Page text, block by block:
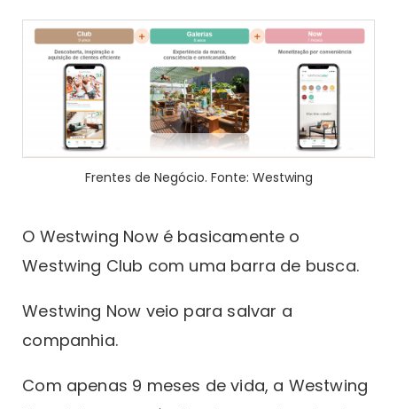
Frentes de Negócio. Fonte: Westwing
O Westwing Now é basicamente o
Westwing Club com uma barra de busca.
Westwing Now veio para salvar a
companhia.
Com apenas 9 meses de vida, a Westwing